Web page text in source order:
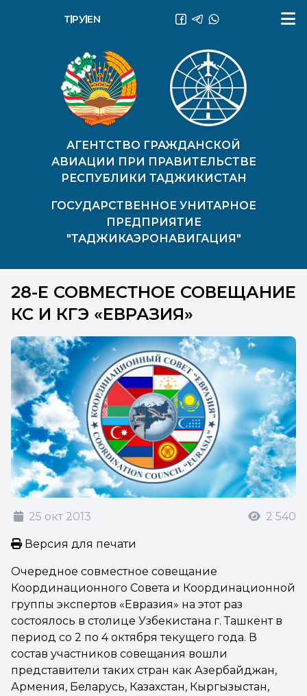
АГЕНТСТВО ГРАЖДАНСКОЙ
АВИАЦИИ ПРИ ПРАВИТЕЛЬСТВЕ
РЕСПУБЛИКИ ТАДЖИКИСТАН
ГОСУДАРСТВЕННОЕ УНИТАРНОЕ
ПРЕДПРИЯТИЕ
"ТАДЖИКАЭРОНАВИГАЦИЯ"
ТҶ РУEN
28-Е СОВМЕСТНОЕ СОВЕЩАНИЕ
КС И КГЭ «ЕВРАЗИЯ»
25 окт 2013 2 540
Версия для печати
Очередное совместное совещание
Координационного Совета и Координационной
группы экспертов «Евразия» на этот раз
состоялось в столице Узбекистана г. Ташкент в
период со 2 по 4 октября текущего года. В
состав участников совещания вошли
представители таких стран как Азербайджан,
Армения, Беларусь, Казахстан, Кыргызыстан,